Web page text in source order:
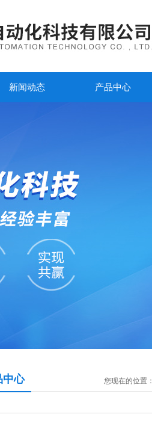
新闻动态 产品中心
中心 您现在的位置：